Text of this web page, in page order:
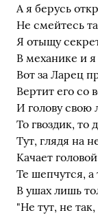
А я берусь
Не смейтесь
Я отыщу
В механике и
Вот за Ларец
Вертит его со
И голову свою
То гвоздик, то
Тут, глядя на
Качает
Те шепчутся,
В ушах лишь
"Не тут, не